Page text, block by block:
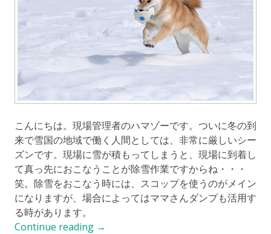
こんにちは。現場管理者のハマゾーです。ついに冬の到
来で雪国の地域で働く人間としては、非常に厳しいシー
ズンです。現場に雪が積もってしまうと、現場に到着し
て真っ先におこなうことが除雪作業ですからね・・・
笑。除雪をおこなう時には、スコップを使うのがメイン
になりますが、場合によってはママさんダンプも活用す
る時があります。
Continue reading →